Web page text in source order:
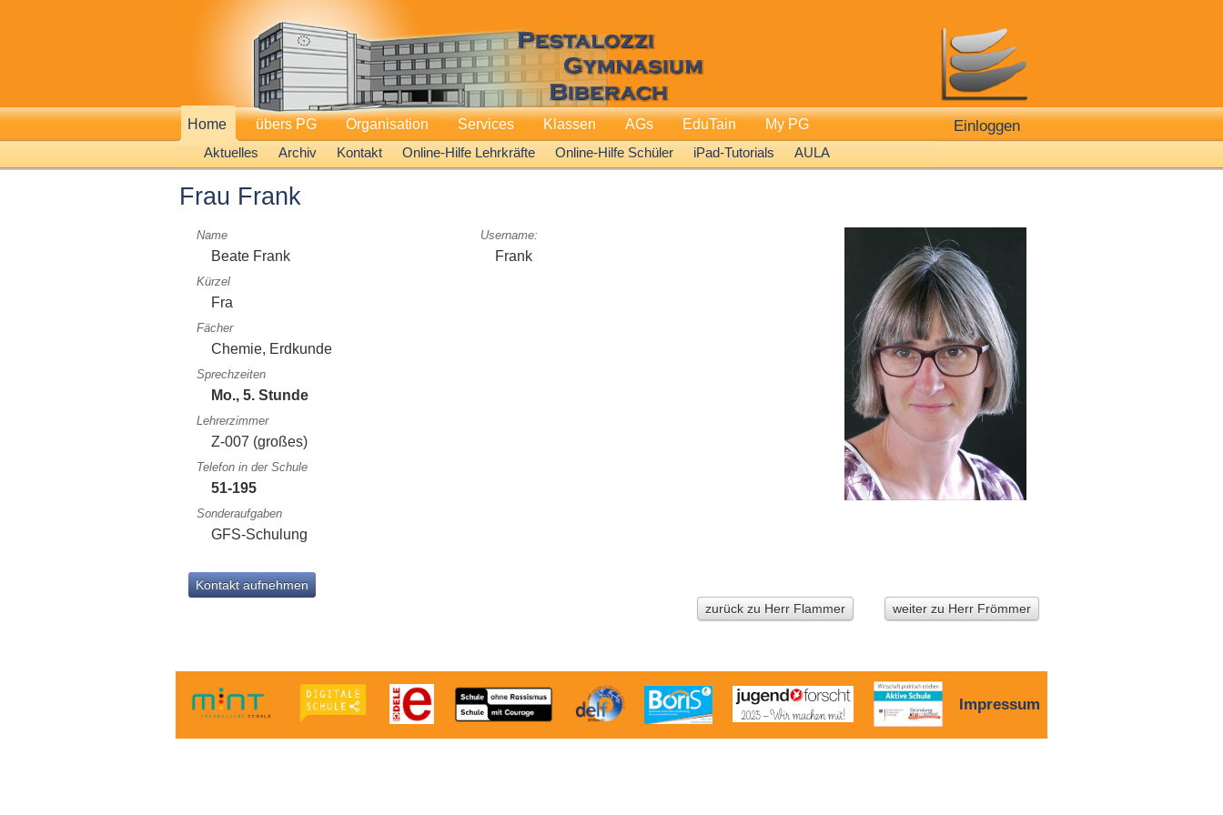
Home
Aktuelles
Archiv Kontakt Online-Hilfe Lehrkräfte Online-Hilfe Schüler iPad-Tutorials AULA
übers PG Organisation Services Klassen AGs EduTain My PG Einloggen
Frau Frank
Username:
Frank
Name
Beate Frank
Kürzel
Fra
Fächer
Chemie, Erdkunde
Sprechzeiten
Mo., 5. Stunde
Lehrerzimmer
Z-007 (großes)
Telefon in der Schule
51-195
Sonderaufgaben
GFS-Schulung
Kontakt aufnehmen
zurück zu Herr Flammer
weiter zu Herr Frömmer
Impressum